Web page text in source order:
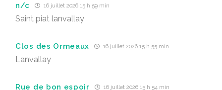
n/c 16 juillet 2026 15 h 59 min
Saint piat lanvallay
Clos des Ormeaux 16 juillet 2026 15 h 55 min
Lanvallay
Rue de bon espoir 16 juillet 2026 15 h 54 min